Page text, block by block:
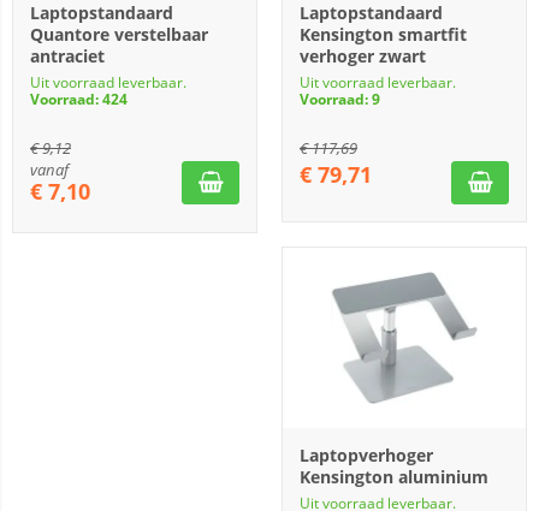
Laptopstandaard
Quantore verstelbaar
antraciet
Uit voorraad leverbaar.
Voorraad: 424
€9,12
vanaf
€ 7,10
Laptopstandaard
Kensington smartfit
verhoger zwart
Uit voorraad leverbaar.
Voorraad: 9
€117,69
€ 79,71
Laptopverhoger
Kensington aluminium
Uit voorraad leverbaar.